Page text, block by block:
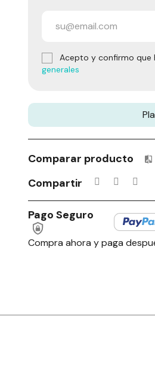
Acepto y confirmo que
generales
Comparar producto
Compartir
Pago Seguro
Compra ahora y paga